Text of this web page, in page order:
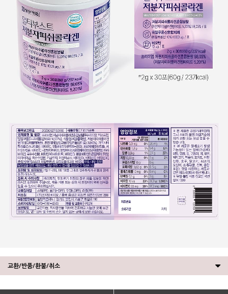
교환/반품/환불/취소